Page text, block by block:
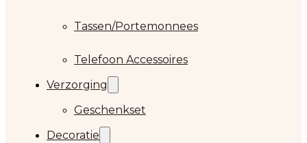
Tassen/Portemonnees
Telefoon Accessoires
Verzorging
Geschenkset
Decoratie